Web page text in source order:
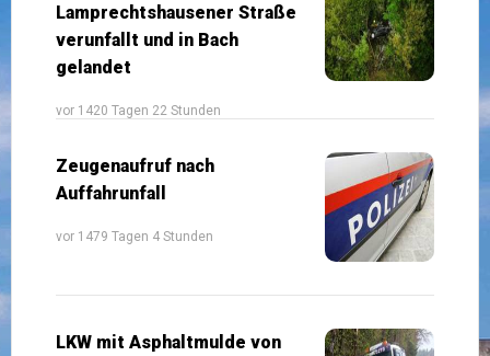
Lamprechtshausener Straße
verunfallt und in Bach
gelandet
vor 1420 Tagen 22 Stunden
Zeugenaufruf nach
Auffahrunfall
vor 1479 Tagen 4 Stunden
LKW mit Asphaltmulde von